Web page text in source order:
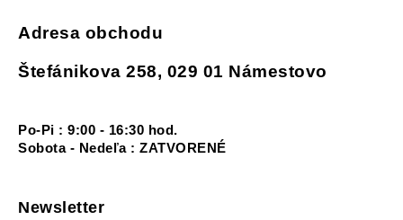
Adresa obchodu
Štefánikova 258, 029 01 Námestovo
Po-Pi : 9:00 - 16:30 hod.
Sobota - Nedeľa : ZATVORENÉ
Newsletter